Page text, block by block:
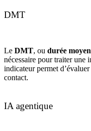
DMT
Le DMT, ou durée
nécessaire pour traiter une
indicateur permet
contact.
IA agentique